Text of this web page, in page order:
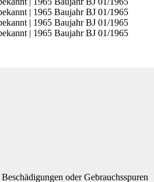
oder Gebrauchsspuren